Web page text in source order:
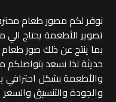
تصوير الأطعمة يحتاج
بما ينتج عن ذلك صور
حديثة لذا نسعد بتواصلكم
والأطعمة بشكل احترافي
والجودة والتنسيق